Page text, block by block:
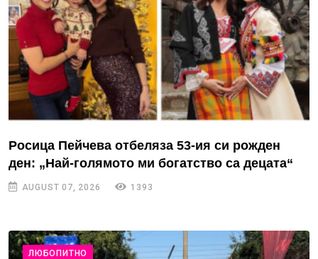
Росица Пейчева отбеляза 53-ия си рожден
ден: „Най-голямото ми богатство са децата“
AUGUST 07, 2026 1393
ЛЮБОПИТНО